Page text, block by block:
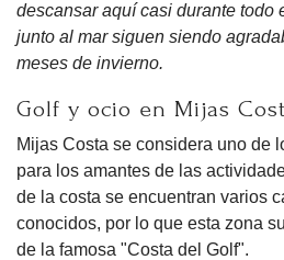
descansar aquí casi durante todo
junto al mar siguen siendo
meses de invierno.
Golf y ocio en Mijas
Mijas Costa se considera uno de
para los amantes de las
de la costa se encuentran varios
conocidos, por lo que esta zona
de la famosa "Costa del Golf".